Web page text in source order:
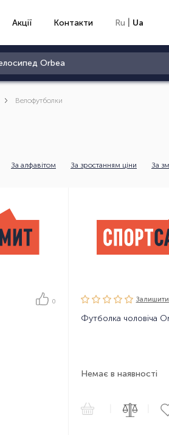
Акції Контакти Ru Ua
Велофутболки
За алфавітом За зростанням ціни За
0 Залишити
Футболка чоловіча
Немає в наявності